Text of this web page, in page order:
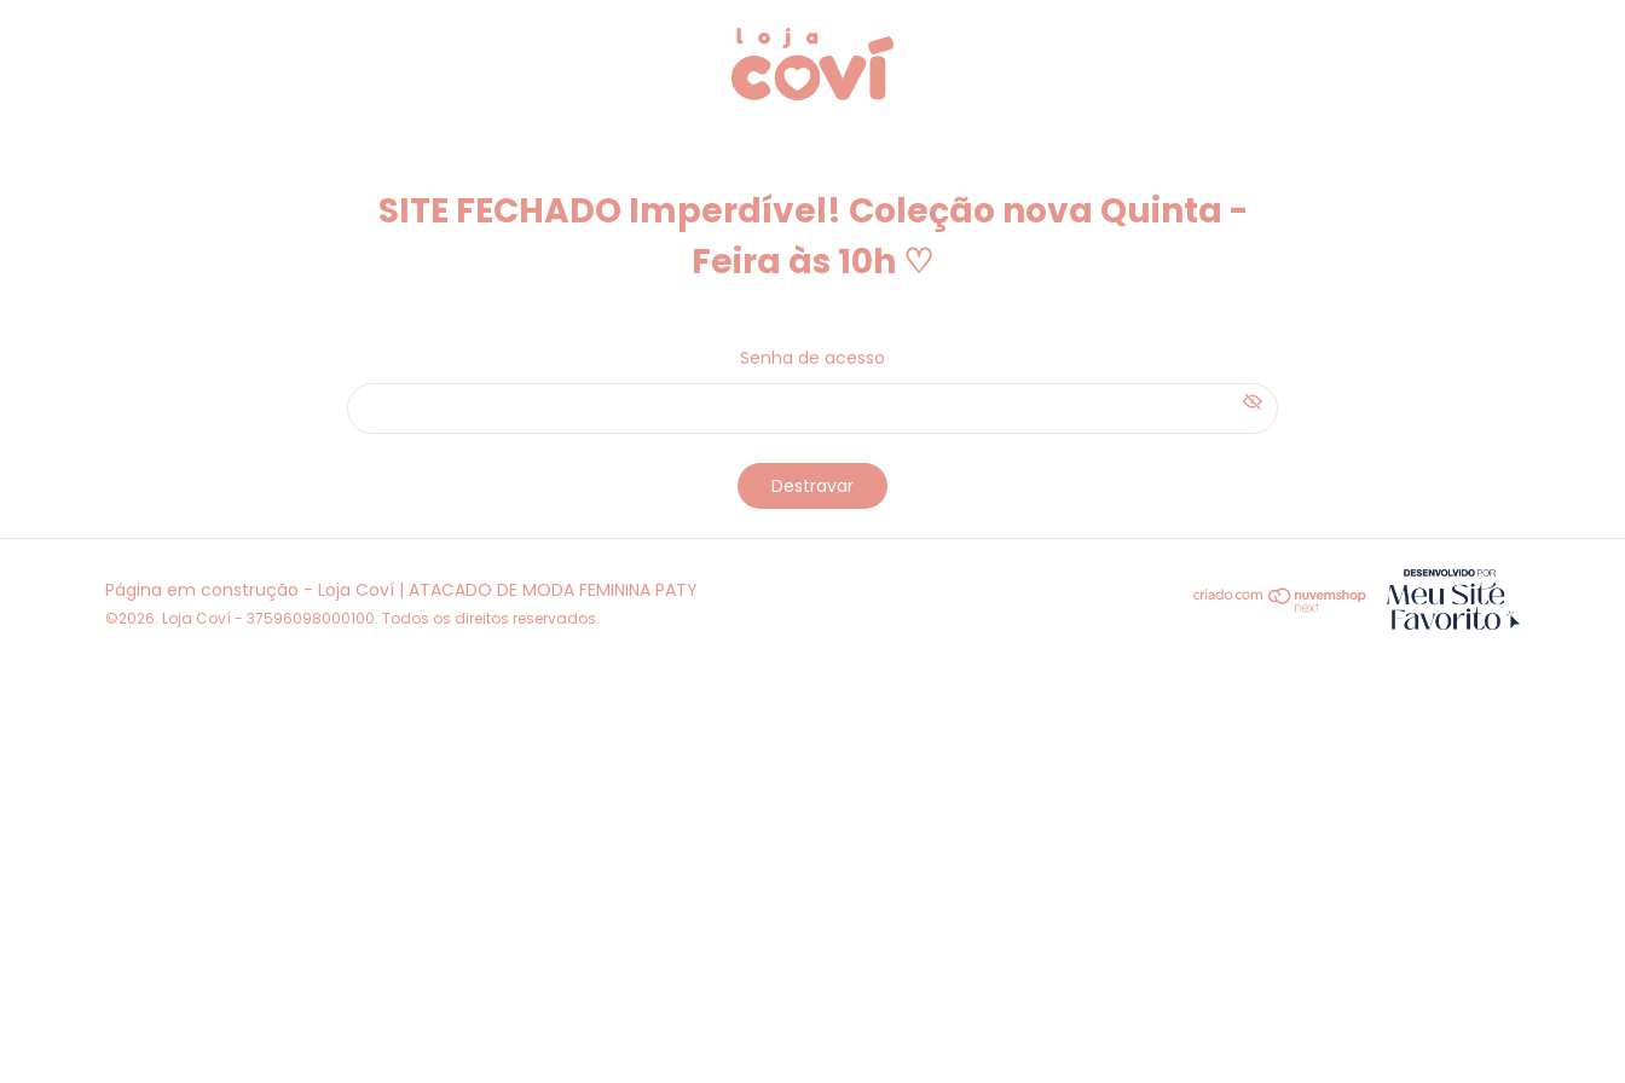
SITE FECHADO Imperdível! Coleção nova Quinta -
Feira às 10h ♡
Senha de acesso
Destravar
Página em construção - Loja Coví | ATACADO DE MODA FEMININA PATY
©2026. Loja Coví - 37596098000100. Todos os direitos reservados.